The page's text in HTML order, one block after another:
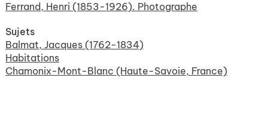
Ferrand, Henri (1853-1926). Photographe
Sujets
Balmat, Jacques (1762-1834)
Habitations
Chamonix-Mont-Blanc (Haute-Savoie, France)